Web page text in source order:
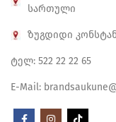
სართული
ზუგდიდი
ტელ: 522 22 22 65
E-Mail: